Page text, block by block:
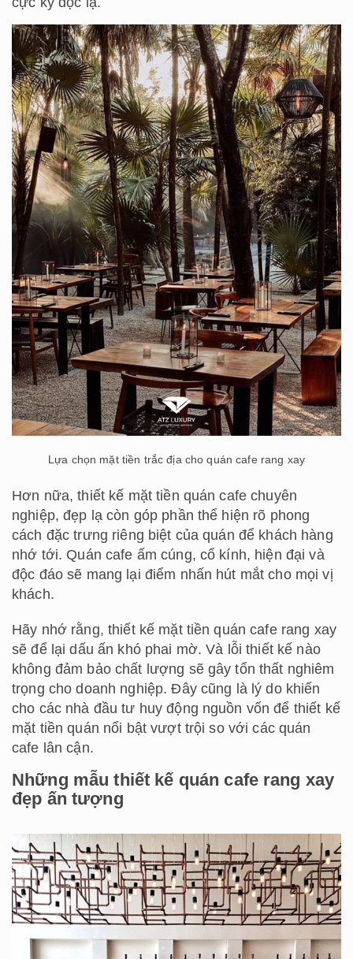
Lựa chọn mặt tiền trắc địa cho quán cafe rang xay
Hơn nữa, thiết kế mặt tiền quán cafe chuyên
nghiệp, đẹp lạ còn góp phần thể hiện rõ phong
cách đặc trưng riêng biệt của quán để khách hàng
nhớ tới. Quán cafe ấm cúng, cổ kính, hiện đại và
độc đáo sẽ mang lại điểm nhấn hút mắt cho mọi vị
khách.
Hãy nhớ rằng, thiết kế mặt tiền quán cafe rang xay
sẽ để lại dấu ấn khó phai mờ. Và lỗi thiết kế nào
không đảm bảo chất lượng sẽ gây tổn thất nghiêm
trọng cho doanh nghiệp. Đây cũng là lý do khiến
cho các nhà đầu tư huy động nguồn vốn để thiết kế
mặt tiền quán nổi bật vượt trội so với các quán
cafe lân cận.
Những mẫu thiết kế quán cafe rang xay
đẹp ấn tượng